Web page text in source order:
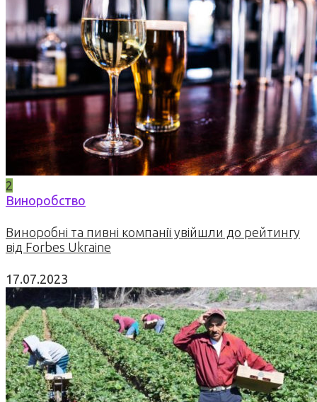
2
Виноробство
Виноробні та пивні компанії увійшли до рейтингу
від Forbes Ukraine
17.07.2023